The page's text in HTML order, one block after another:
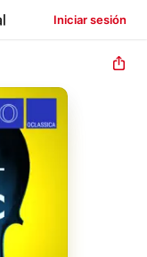
Iniciar sesión